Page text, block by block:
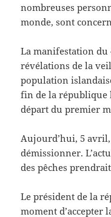
nombreuses
monde, sont
La manifestation du
révélations de la
population
fin de la république
départ du premier
Aujourd’hui, 5
démissionner.
des pêches
Le président de la
moment